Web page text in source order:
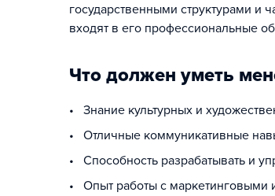
государственными структурами и
входят в его профессиональные
Что должен уметь
• Знание культурных и
• Отличные коммуникативные
• Способность разрабатывать и
• Опыт работы с маркетинговыми